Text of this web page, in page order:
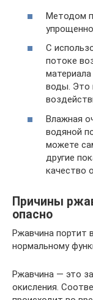
Методом
С
потоке
воды. Это
Влажная
водяной
можете
другие
качество
Причины
опасно
Ржавчина портит
нормальному
Ржавчина — это
окисления.